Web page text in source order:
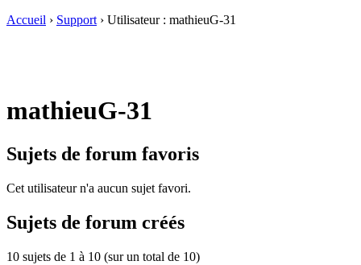
Accueil › Support › Utilisateur : mathieuG-31
mathieuG-31
Sujets de forum favoris
Cet utilisateur n'a aucun sujet favori.
Sujets de forum créés
10 sujets de 1 à 10 (sur un total de 10)